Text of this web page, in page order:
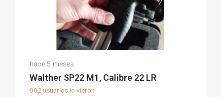
(0)
hace 5 meses
Walther SP22 M1, Calibre 22 LR
902 usuarios lo vieron